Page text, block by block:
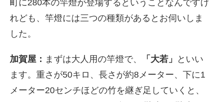
町に280本の竿燈が登場するということなんですけ
れども、竿燈には三つの種類があるとお伺いしま
した。
加賀屋： まずは大人用の竿燈で、 「大若」
といい
ます。重さが50キロ、長さが約8メーター、下に1
メーター20センチほどの竹を継ぎ足していくと、